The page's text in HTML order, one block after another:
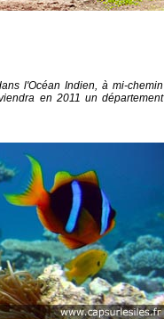
l'Océan Indien, à mi-chemin
en 2011 un département